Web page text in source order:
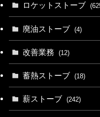
ロケットストーブ
廃油ストーブ (4)
改善業務 (12)
蓄熱ストーブ (18)
薪ストーブ (242)